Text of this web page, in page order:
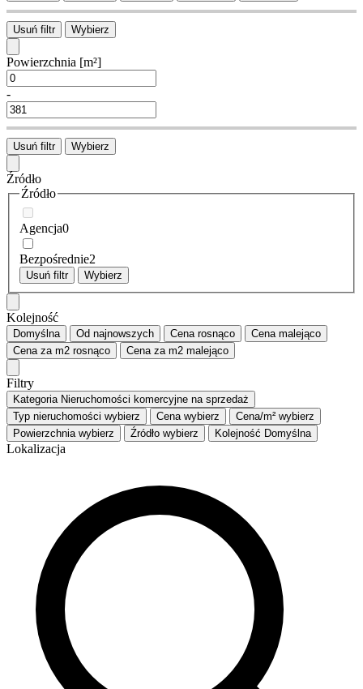
Usuń filtr Wybierz
Powierzchnia [m²]
-
Usuń filtr Wybierz
Źródło
Źródło
Agencja0
Bezpośrednie2
Usuń filtr Wybierz
Kolejność
Domyślna Od najnowszych Cenarosnąco Cenamalejąco
Cena za m2 rosnąco Cena za m2 malejąco
Filtry
Kategoria Nieruchomości komercyjne na sprzedaż
Typ nieruchomości wybierz Cena wybierz Cena/m² wybierz
Powierzchnia wybierz Źródło wybierz Kolejność Domyślna
Lokalizacja